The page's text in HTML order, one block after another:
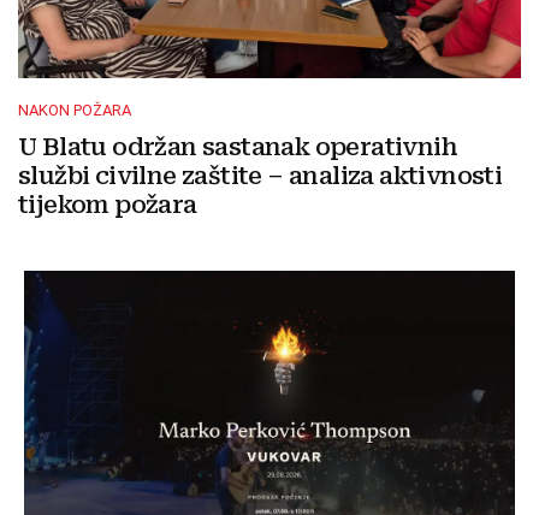
NAKON POŽARA
U Blatu održan sastanak operativnih
službi civilne zaštite – analiza aktivnosti
tijekom požara